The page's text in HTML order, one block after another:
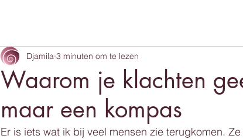
Waarom je klachten
maar een kompas
Djamila 3 minuten om te lezen
Er is iets wat ik bij veel mensen zie terugkomen.